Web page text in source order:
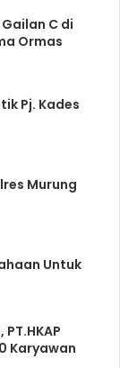
C di
Ormas
Pj. Kades
Murung
Untuk
Karyawan